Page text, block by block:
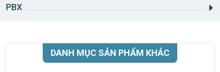
Kiên Giang
PBX
DANH MỤC SẢN PHẨM KHÁC